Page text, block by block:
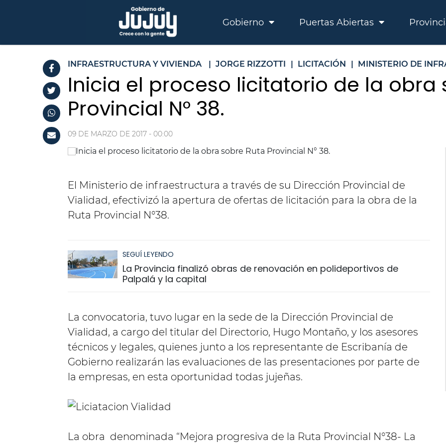
Gobierno Puertas Abiertas
INFRAESTRUCTURA Y VIVIENDA | JORGE RIZZOTTI | LICITACIÓN | MINISTERIO DE
Inicia el proceso licitatorio de la obra
Provincial N° 38.
09 DE MARZO DE 2017 - 00:00
El Ministerio de infraestructura a través de su Dirección Provincial de
Vialidad, efectivizó la apertura de ofertas de licitación para la obra de la
Ruta Provincial N°38.
SEGUÍ LEYENDO
La Provincia finalizó obras de renovación en polideportivos de
Palpalá y la capital
La convocatoria, tuvo lugar en la sede de la Dirección Provincial de
Vialidad, a cargo del titular del Directorio, Hugo Montaño, y los asesores
técnicos y legales, quienes junto a los representante de Escribanía de
Gobierno realizarán las evaluaciones de las presentaciones por parte de
la empresas, en esta oportunidad todas jujeñas.
La obra denominada “Mejora progresiva de la Ruta Provincial N°38- La